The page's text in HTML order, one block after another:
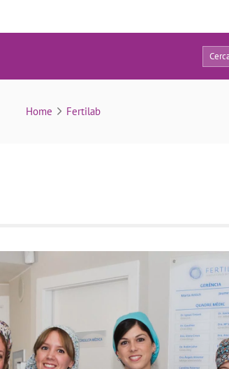
Fertilab equip embriologia
0
Home Fertilab